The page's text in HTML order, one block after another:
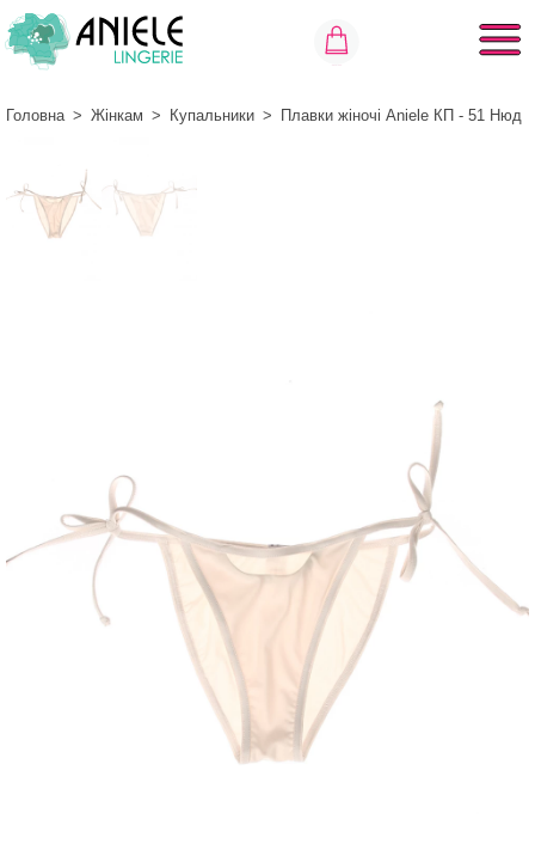
Головна > Жінкам > Купальники > Плавки жіночі Aniele КП - 51 Нюд